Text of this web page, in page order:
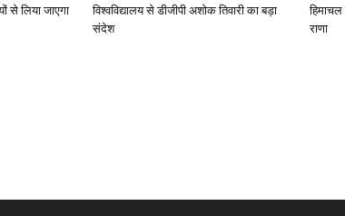
से लिया जाएगा
विश्वविद्यालय से डीजीपी अशोक तिवारी का बड़ा
संदेश
राणा